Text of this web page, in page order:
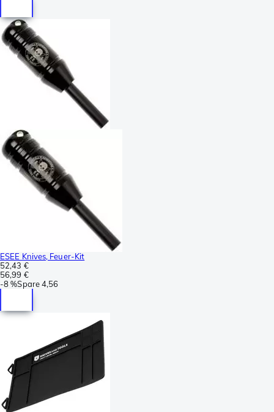
ESEE Knives, Feuer-Kit
52,43 €
56,99 €
-8 %Spare4,56